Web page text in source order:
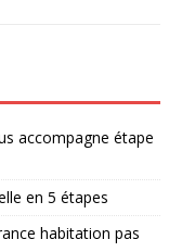
accompagne étape
en 5 étapes
habitation pas